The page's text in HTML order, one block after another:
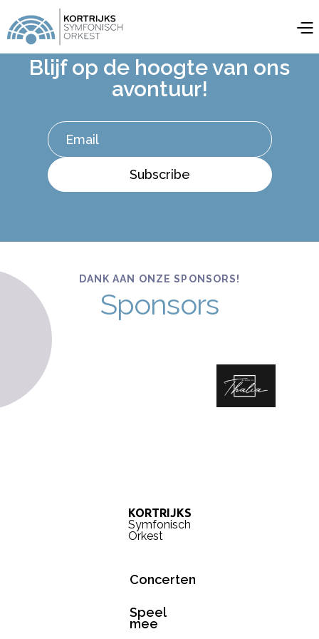
Blijf op de hoogte van ons
avontuur!
DANK AAN ONZE SPONSORS!
Sponsors
KORTRIJKS
Symfonisch
Orkest
Concerten
Speel
mee